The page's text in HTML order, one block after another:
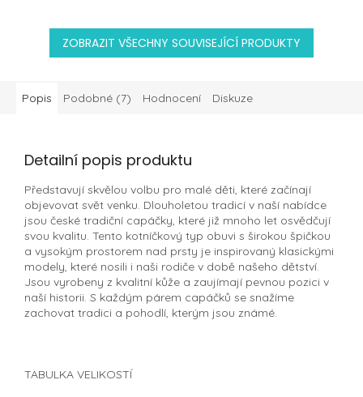
ZOBRAZIT VŠECHNY SOUVISEJÍCÍ PRODUKTY
Popis Podobné (7) Hodnocení Diskuze
Detailní popis produktu
Představují skvělou volbu pro malé děti, které začínají
objevovat svět venku. Dlouholetou tradicí v naší nabídce
jsou české tradiční capáčky, které již mnoho let osvědčují
svou kvalitu. Tento kotníčkový typ obuvi s širokou špičkou
a vysokým prostorem nad prsty je inspirovaný klasickými
modely, které nosili i naši rodiče v době našeho dětství.
Jsou vyrobeny z kvalitní kůže a zaujímají pevnou pozici v
naší historii. S každým párem capáčků se snažíme
zachovat tradici a pohodlí, kterým jsou známé.
TABULKA VELIKOSTÍ